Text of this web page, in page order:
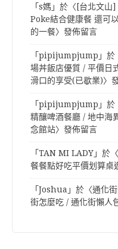
「s媽 」於〈 [台北文山
Poke結合健康餐 還可
的一餐〉發佈留言
「pipijumpjump 」於
場丼飯店優質 / 平價日
滑口的享受(已歇業)〉
「pipijumpjump 」於
精釀啤酒餐廳 / 地中海
念館站〉發佈留言
「TAN MI LADY」於〈
餐餐點好吃平價划算桌
「Joshua 」於〈通化
街怎麼吃 / 通化街懶人